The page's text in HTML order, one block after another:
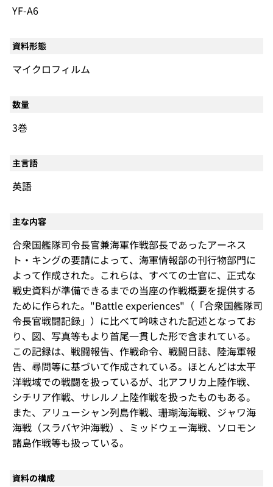
YF-A6
資料形態
マイクロフィルム
数量
3巻
主言語
英語
主な内容
合衆国艦隊司令長官兼海軍作戦部長であったアーネス
ト・キングの要請によって、海軍情報部の刊行物部門に
よって作成された。これらは、すべての士官に、正式な
戦史資料が準備できるまでの当座の作戦概要を提供する
ために作られた。"Battle experiences"（「合衆国艦隊司
令長官戦闘記録」）に比べて吟味された記述となってお
り、図、写真等もより首尾一貫した形で含まれている。
この記録は、戦闘報告、作戦命令、戦闘日誌、陸海軍報
告、尋問等に基づいて作成されている。ほとんどは太平
洋戦域での戦闘を扱っているが、北アフリカ上陸作戦、
シチリア作戦、サレルノ上陸作戦を扱ったものもある。
また、アリューシャン列島作戦、珊瑚海海戦、ジャワ海
海戦（スラバヤ沖海戦）、ミッドウェー海戦、ソロモン
諸島作戦等も扱っている。
資料の構成